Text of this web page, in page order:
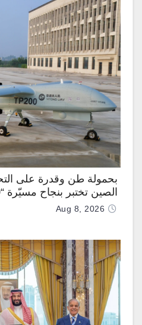
الصين تختبر بنجاح مسيّرة “TP200”
Aug 8, 2026